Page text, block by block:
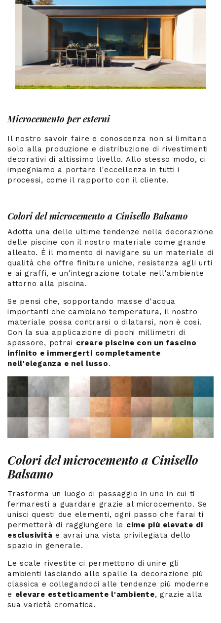
Microcemento per esterni
Il nostro savoir faire e conoscenza non si limitano
solo alla produzione e distribuzione di rivestimenti
decorativi di altissimo livello. Allo stesso modo, ci
impegniamo a portare l'eccellenza in tutti i
processi, come il rapporto con il cliente.
Colori del microcemento a Cinisello Balsamo
Adotta una delle ultime tendenze nella decorazione
delle piscine con il nostro materiale come grande
alleato. È il momento di navigare su un materiale di
qualità che offre finiture uniche, resistenza agli urti
e ai graffi, e un'integrazione totale nell'ambiente
attorno alla piscina.
Se pensi che, sopportando masse d'acqua
importanti che cambiano temperatura, il nostro
materiale possa contrarsi o dilatarsi, non è così.
Con la sua applicazione di pochi millimetri di
spessore, potrai creare piscine con un fascino
infinito e immergerti completamente
nell'eleganza e nel lusso.
Colori del microcemento a Cinisello
Balsamo
Trasforma un luogo di passaggio in uno in cui ti
fermaresti a guardare grazie al microcemento. Se
unisci questi due elementi, ogni passo che farai ti
permetterà di raggiungere le cime più elevate di
esclusività e avrai una vista privilegiata dello
spazio in generale.
Le scale rivestite ci permettono di unire gli
ambienti lasciando alle spalle la decorazione più
classica e collegandoci alle tendenze più moderne
e elevare esteticamente l'ambiente, grazie alla
sua varietà cromatica.